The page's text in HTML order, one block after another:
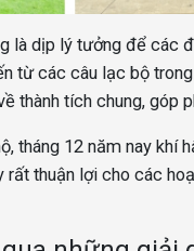
là dịp lý tưởng để các
từ các câu lạc bộ
thành tích chung, góp
tháng 12 năm nay khí
rất thuận lợi cho các